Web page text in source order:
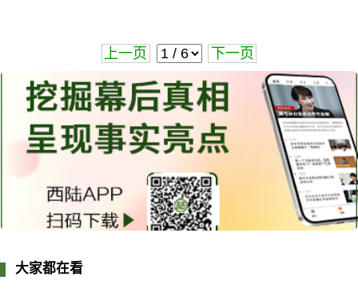
上一页 下一页
大家都在看